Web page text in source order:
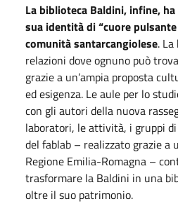
La biblioteca Baldini, infine,
sua identità di “cuore
comunità santarcangiolese.
relazioni dove ognuno può
grazie a un’ampia proposta
ed esigenza. Le aule per lo
con gli autori della nuova
laboratori, le attività, i gruppi
del fablab – realizzato grazie a
Regione Emilia-Romagna –
trasformare la Baldini in una
oltre il suo patrimonio.